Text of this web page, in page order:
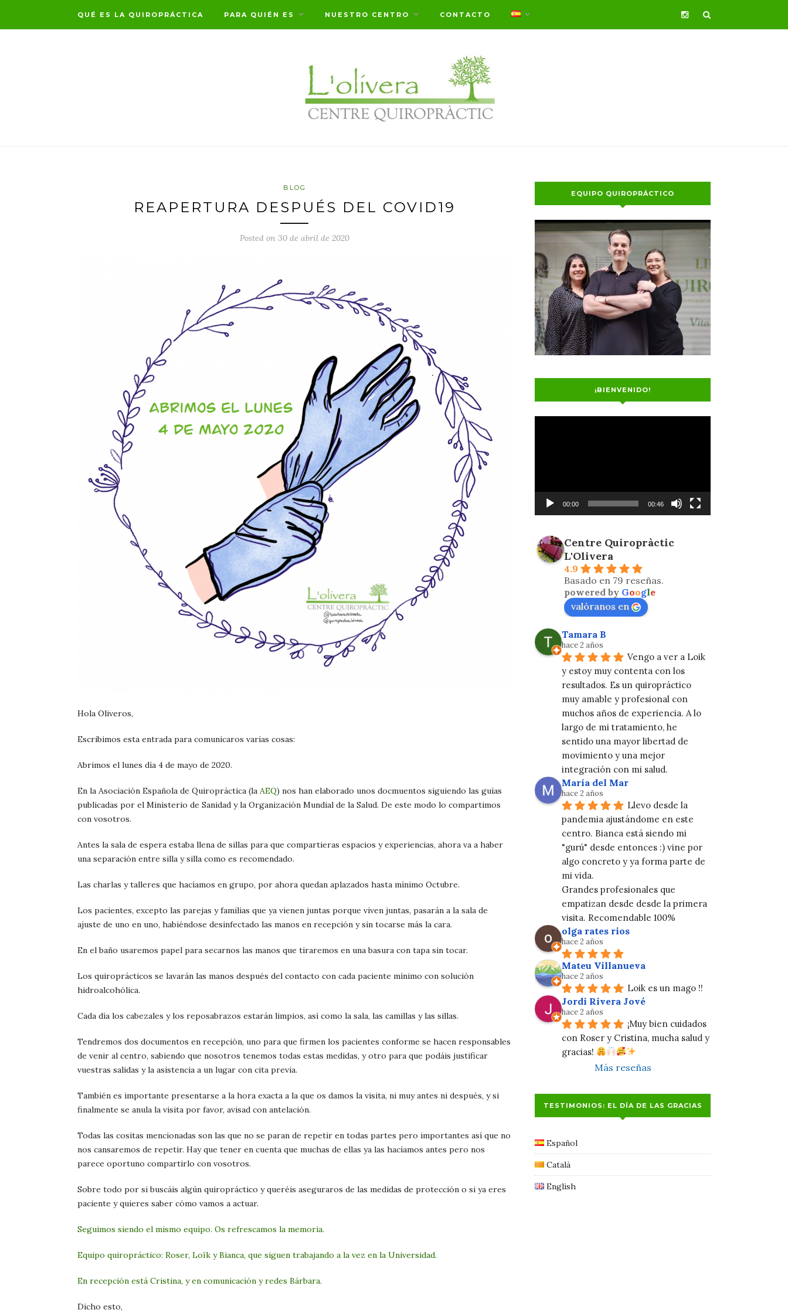
QUÉ ES LA QUIROPRÁCTICA PARA QUIÉN ES NUESTRO CENTRO CONTACTO
BLOG
REAPERTURA DESPUÉS DEL COVID19
Posted on 30 de abril de 2020
Hola Oliveros,
Escribimos esta entrada para comunicaros varias cosas:
Abrimos el lunes día 4 de mayo de 2020.
En la Asociación Española de Quiropráctica (la AEQ) nos han elaborado unos docmuentos siguiendo las guías
publicadas por el Ministerio de Sanidad y la Organización Mundial de la Salud. De este modo lo compartimos
con vosotros.
Antes la sala de espera estaba llena de sillas para que compartieras espacios y experiencias, ahora va a haber
una separación entre silla y silla como es recomendado.
Las charlas y talleres que hacíamos en grupo, por ahora quedan aplazados hasta mínimo Octubre.
Los pacientes, excepto las parejas y familias que ya vienen juntas porque viven juntas, pasarán a la sala de
ajuste de uno en uno, habiéndose desinfectado las manos en recepción y sin tocarse más la cara.
En el baño usaremos papel para secarnos las manos que tiraremos en una basura con tapa sin tocar.
Los quiroprácticos se lavarán las manos después del contacto con cada paciente mínimo con solución
hidroalcohólica.
Cada día los cabezales y los reposabrazos estarán limpios, así como la sala, las camillas y las sillas.
Tendremos dos documentos en recepción, uno para que firmen los pacientes conforme se hacen responsables
de venir al centro, sabiendo que nosotros tenemos todas estas medidas, y otro para que podáis justificar
vuestras salidas y la asistencia a un lugar con cita previa.
También es importante presentarse a la hora exacta a la que os damos la visita, ni muy antes ni después, y si
finalmente se anula la visita por favor, avisad con antelación.
Todas las cositas mencionadas son las que no se paran de repetir en todas partes pero importantes así que no
nos cansaremos de repetir. Hay que tener en cuenta que muchas de ellas ya las hacíamos antes pero nos
parece oportuno compartirlo con vosotros.
Sobre todo por si buscáis algún quiropráctico y queréis aseguraros de las medidas de protección o si ya eres
paciente y quieres saber cómo vamos a actuar.
Seguimos siendo el mismo equipo. Os refrescamos la memoria.
Equipo quiropráctico: Roser, Loïk y Bianca, que siguen trabajando a la vez en la Universidad.
En recepción está Cristina, y en comunicación y redes Bárbara.
Dicho esto,
EQUIPO QUIROPRÁCTICO
¡BIENVENIDO!
00:00 00:46
Centre Quiropràctic
L'Olivera
4.9
Basado en 79 reseñas.
powered by Google
valóranos en
Tamara B
hace 2 años
Vengo a ver a Loik
y estoy muy contenta con los
resultados. Es un quiropráctico
muy amable y profesional con
muchos años de experiencia. A lo
largo de mi tratamiento, he
sentido una mayor libertad de
movimiento y una mejor
integración con mi salud.
María del Mar
hace 2 años
Llevo desde la
pandemia ajustándome en este
centro. Bianca está siendo mi
"gurú" desde entonces :) vine por
algo concreto y ya forma parte de
mi vida.
Grandes profesionales que
empatizan desde desde la primera
visita. Recomendable 100%
olga rates rios
hace 2 años
Mateu Villanueva
hace 2 años
Loik es un mago !!
Jordi Rivera Jové
hace 2 años
¡Muy bien cuidados
con Roser y Cristina, mucha salud y
gracias!
Más reseñas
TESTIMONIOS: EL DÍA DE LAS GRACIAS
Español
Català
English